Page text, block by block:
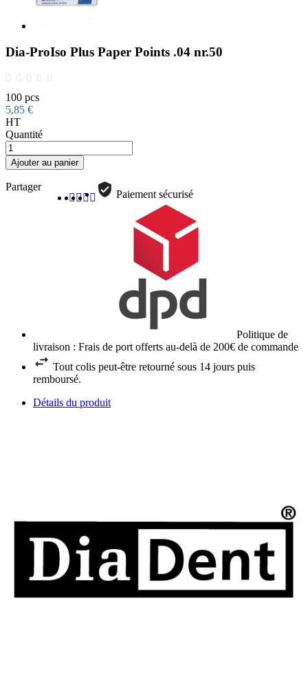
Dia-ProIso Plus Paper Points .04 nr.50
100 pcs
5,85 €
HT
Quantité
Ajouter au panier
Partager
Paiement sécurisé
Politique de
livraison : Frais de port offerts au-delà de 200€ de commande
Tout colis peut-être retourné sous 14 jours puis
remboursé.
Détails du produit